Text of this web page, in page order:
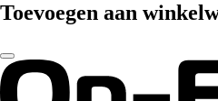
Toevoegen aan